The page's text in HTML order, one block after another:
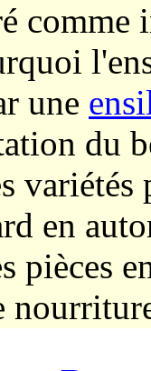
comme
une
du
en
pièces